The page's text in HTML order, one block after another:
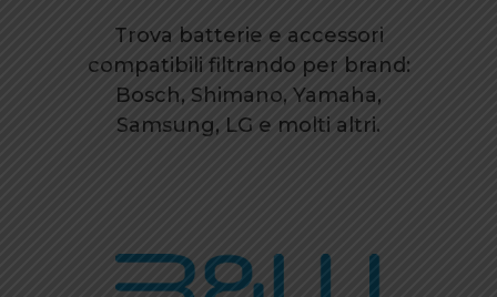
Trova batterie e accessori
compatibili filtrando per brand:
Bosch, Shimano, Yamaha,
Samsung, LG e molti altri.